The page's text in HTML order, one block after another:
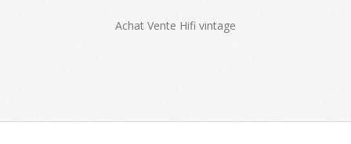
Achat Vente Hifi vintage
04-